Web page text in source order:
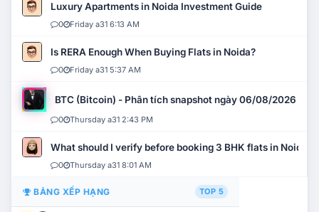
Luxury Apartments in Noida Investment Guide
0 Friday a31 6:13 AM
Is RERA Enough When Buying Flats in Noida?
0 Friday a31 5:37 AM
BTC (Bitcoin) - Phân tích snapshot ngày 06/08/2026
0 Thursday a31 2:43 PM
What should I verify before booking 3 BHK flats in Noida?
0 Thursday a31 8:01 AM
BẢNG XẾP HẠNG TOP 5